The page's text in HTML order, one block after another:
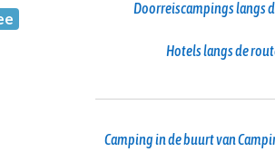
Doorreiscampings langs
Hotels langs de
Camping in de buurt van